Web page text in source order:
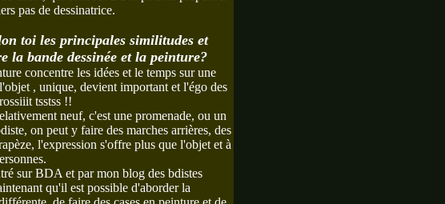
pas de dessinatrice.
toi les principales similitudes et
la bande dessinée et la peinture?
concentre les idées et le temps sur une
, unique, devient important et l'égo des
tsstss !!
neuf, c'est une promenade, ou un
on peut y faire des marches arrières, des
l'expression s'offre plus que l'objet et à
sur BDA et par mon blog des bdistes
qu'il est possible d'aborder la